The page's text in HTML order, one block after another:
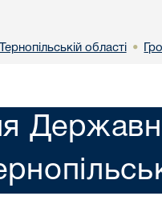
області •